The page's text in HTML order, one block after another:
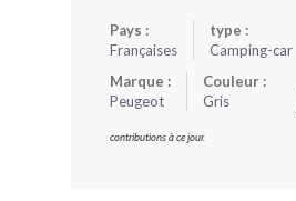
Pays :
Françaises
type :
Camping-car
Marque :
Peugeot
Couleur :
Gris
contributions à ce jour.